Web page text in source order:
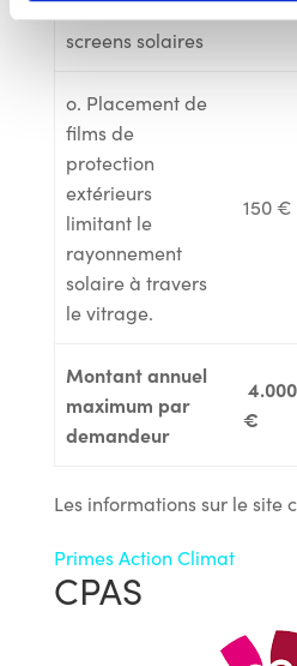
des stores et
screens solaires
o. Placement de
films de
protection
extérieurs
limitant le
rayonnement
solaire à travers
le vitrage.
150 €
Montant annuel
maximum par
demandeur
4.000
€
Les informations sur le site
Primes Action Climat
CPAS